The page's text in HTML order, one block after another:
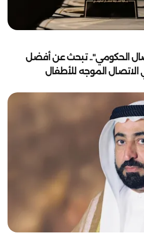
الحكومي".. تبحث عن أفضل
الاتصال الموجه للأطفال